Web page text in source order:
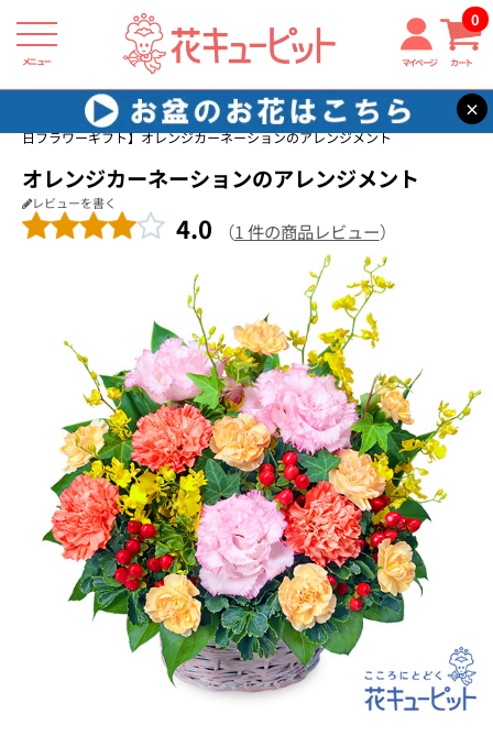
メニュー マイページ カート
0
×
花キューピット 友達に贈る誕生日フラワーギフト
【友達に贈る誕生
日フラワーギフト】オレンジカーネーションのアレンジメント
オレンジカーネーションのアレンジメント
レビューを書く
4.0 （1 件の商品レビュー）